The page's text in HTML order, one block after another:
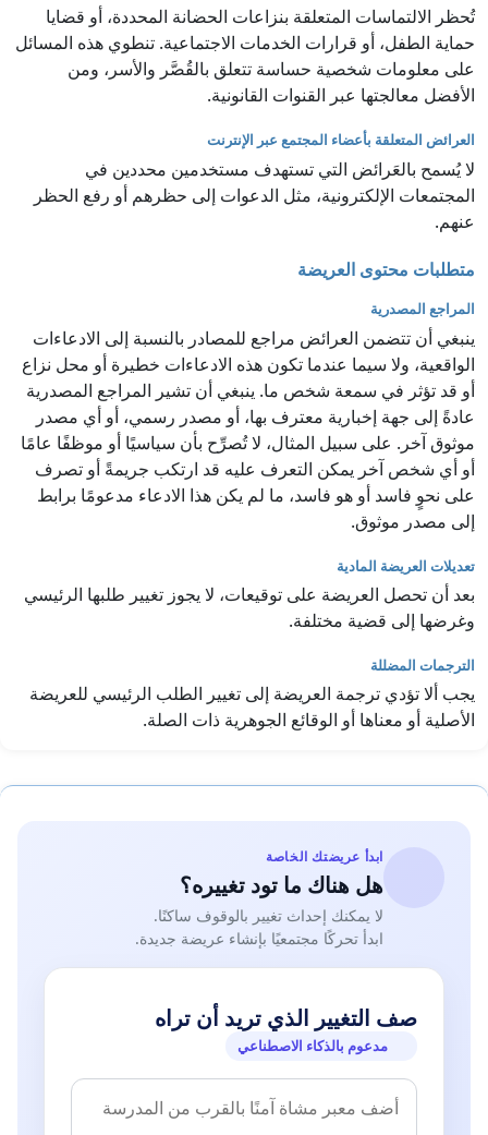
تُحظر الالتماسات المتعلقة بنزاعات الحضانة المحددة، أو قضايا
حماية الطفل، أو قرارات الخدمات الاجتماعية. تنطوي هذه المسائل
على معلومات شخصية حساسة تتعلق بالقُصَّر والأسر، ومن
الأفضل معالجتها عبر القنوات القانونية.
العرائض المتعلقة بأعضاء المجتمع عبر الإنترنت
لا يُسمح بالعَرائض التي تستهدف مستخدمين محددين في
المجتمعات الإلكترونية، مثل الدعوات إلى حظرهم أو رفع الحظر
عنهم.
متطلبات محتوى العريضة
المراجع المصدرية
ينبغي أن تتضمن العرائض مراجع للمصادر بالنسبة إلى الادعاءات
الواقعية، ولا سيما عندما تكون هذه الادعاءات خطيرة أو محل نزاع
أو قد تؤثر في سمعة شخص ما. ينبغي أن تشير المراجع المصدرية
عادةً إلى جهة إخبارية معترف بها، أو مصدر رسمي، أو أي مصدر
موثوق آخر. على سبيل المثال، لا تُصرِّح بأن سياسيًا أو موظفًا عامًا
أو أي شخص آخر يمكن التعرف عليه قد ارتكب جريمةً أو تصرف
على نحوٍ فاسد أو هو فاسد، ما لم يكن هذا الادعاء مدعومًا برابط
إلى مصدر موثوق.
تعديلات العريضة المادية
بعد أن تحصل العريضة على توقيعات، لا يجوز تغيير طلبها الرئيسي
وغرضها إلى قضية مختلفة.
الترجمات المضللة
يجب ألا تؤدي ترجمة العريضة إلى تغيير الطلب الرئيسي للعريضة
الأصلية أو معناها أو الوقائع الجوهرية ذات الصلة.
ابدأ عريضتك الخاصة
هل هناك ما تود تغييره؟
لا يمكنك إحداث تغيير بالوقوف ساكنًا.
ابدأ تحركًا مجتمعيًا بإنشاء عريضة جديدة.
صف التغيير الذي تريد أن تراه
مدعوم بالذكاء الاصطناعي